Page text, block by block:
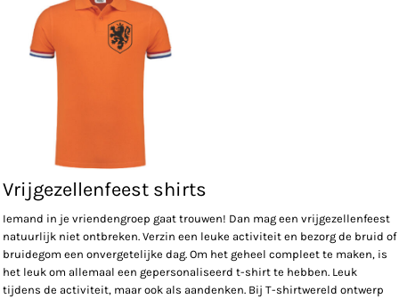
Vrijgezellenfeest shirts
Iemand in je vriendengroep gaat trouwen! Dan mag een vrijgezellenfeest
natuurlijk niet ontbreken. Verzin een leuke activiteit en bezorg de bruid of
bruidegom een onvergetelijke dag. Om het geheel compleet te maken, is
het leuk om allemaal een gepersonaliseerd t-shirt te hebben. Leuk
tijdens de activiteit, maar ook als aandenken. Bij T-shirtwereld ontwerp